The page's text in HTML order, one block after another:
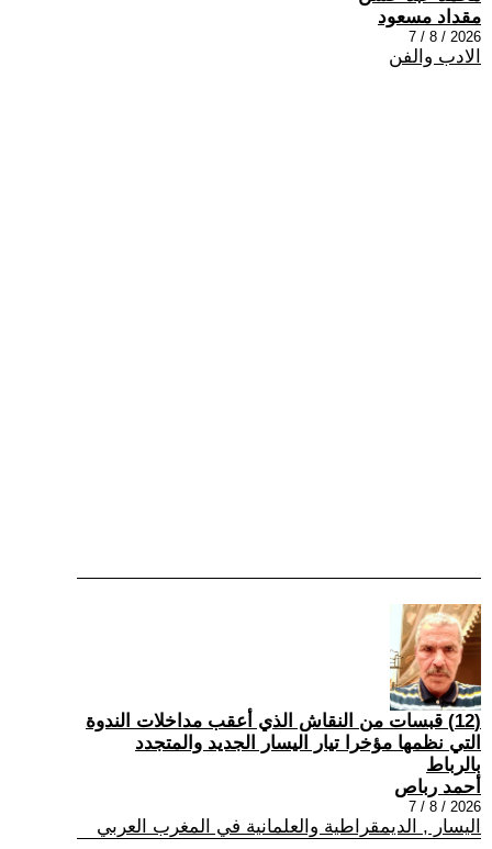
مقداد مسعود
2026 / 8 / 7
الادب والفن
(12) قبسات من النقاش الذي أعقب مداخلات الندوة
التي نظمها مؤخرا تيار اليسار الجديد والمتجدد
بالرباط
أحمد رباص
2026 / 8 / 7
اليسار , الديمقراطية والعلمانية في المغرب العربي